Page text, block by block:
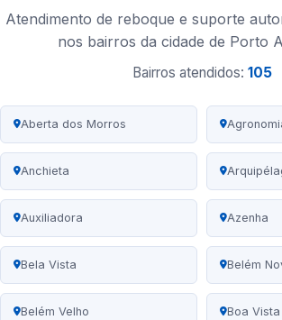
Atendimento de reboque e suporte
nos bairros da cidade de Porto
Bairros atendidos: 105
Aberta dos Morros
Anchieta
Auxiliadora Azenha
Bela Vista Belém
Belém Velho Boa Vista